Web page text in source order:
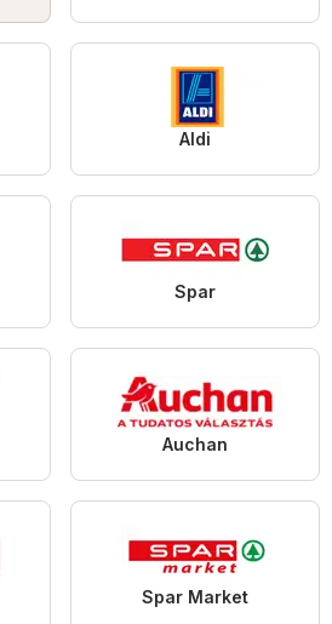
Aldi
Spar
Auchan
Spar Market